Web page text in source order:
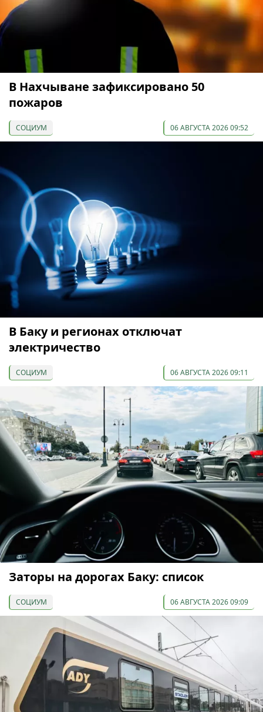
В Нахчыване зафиксировано 50
пожаров
СОЦИУМ 06 АВГУСТА 2026 09:52
В Баку и регионах отключат
электричество
СОЦИУМ 06 АВГУСТА 2026 09:11
Заторы на дорогах Баку: список
СОЦИУМ 06 АВГУСТА 2026 09:09